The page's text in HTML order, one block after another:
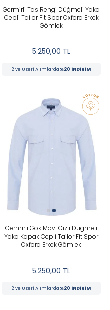
Seçimi Filtrele
Germirli Taş Rengi Düğmeli Yaka
Cepli Tailor Fit Spor Oxford Erkek
Gömlek
5.250,00 TL
2 ve Üzeri Alımlarda%20 İNDİRİM
Germirli Gök Mavi Gizli Düğmeli
Yaka Kapak Cepli Tailor Fit Spor
Oxford Erkek Gömlek
5.250,00 TL
2 ve Üzeri Alımlarda%20 İNDİRİM